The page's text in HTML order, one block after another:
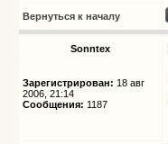
Вернуться к началу
Sonntex
Зарегистрирован: 18 авг
2006, 21:14
Сообщения: 1187